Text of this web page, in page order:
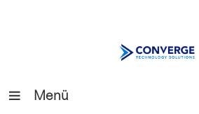
Menü